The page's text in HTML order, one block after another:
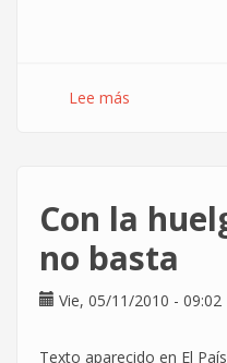
Lee más
de
de
Con la
no basta
Vie, 05/11/2010 - 09:02
Texto aparecido en El